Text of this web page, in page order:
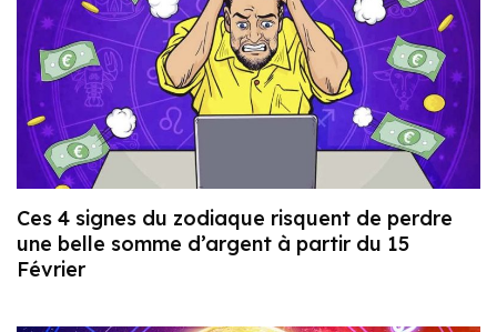
Ces 4 signes du zodiaque risquent de perdre
une belle somme d’argent à partir du 15
Février